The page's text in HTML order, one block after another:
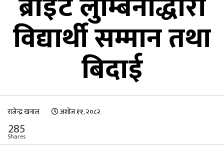
विद्यार्थी सम्मान तथा
बिदाई
राजेन्द्र खनाल अशोज ११, २०८२
285
Shares